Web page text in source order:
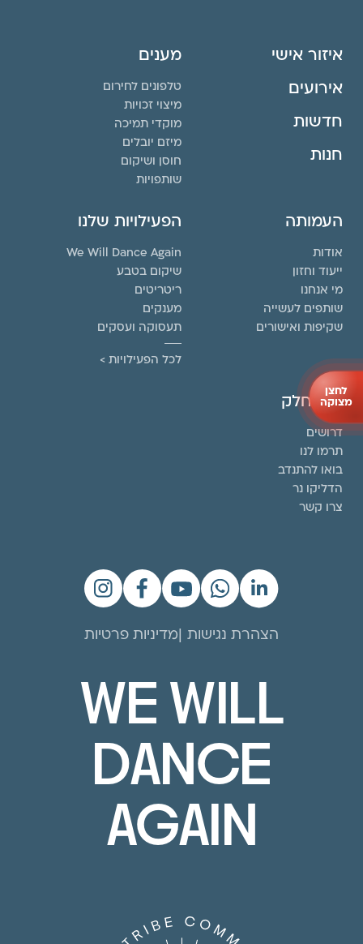
איזור אישי
אירועים
חדשות
חנות
מענים
טלפונים לחירום
מיצוי זכויות
מוקדי תמיכה
מיזם יובלים
חוסן ושיקום
שותפויות
העמותה
אודות
ייעוד וחזון
מי אנחנו
שותפים לעשייה
שקיפות ואישורים
הפעילויות שלנו
We Will Dance Again
שיקום בטבע
ריטריטים
מענקים
תעסוקה ועסקים
לכל הפעילויות >
קחו חלק
דרושים
תרמו לנו
בואו להתנדב
הדליקו נר
צרו קשר
הצהרת נגישות מדיניות פרטיות
WE WILL
DANCE
AGAIN
לחצן
מצוקה